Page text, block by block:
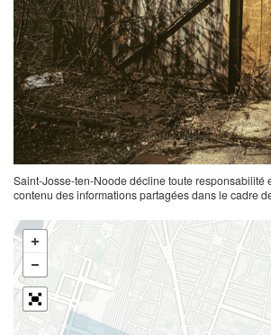
Saint-Josse-ten-Noode décline toute responsabilité
contenu des informations partagées dans le cadre